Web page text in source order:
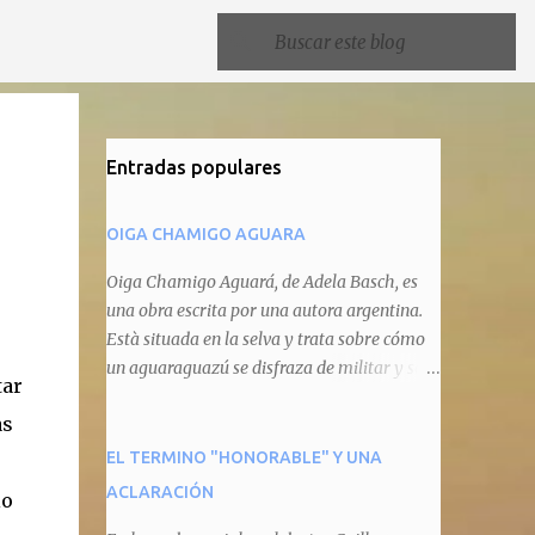
Entradas populares
OIGA CHAMIGO AGUARA
Oiga Chamigo Aguará, de Adela Basch, es
una obra escrita por una autora argentina.
Està situada en la selva y trata sobre cómo
un aguaraguazú se disfraza de militar y se
animal que pretenda circular por ahí. En
primera instancia aparece Teteu, el tero,
EL TERMINO "HONORABLE" Y UNA
ACLARACIÓN